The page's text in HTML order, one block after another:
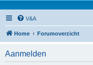
V&A
Home Forumoverzicht
Aanmelden